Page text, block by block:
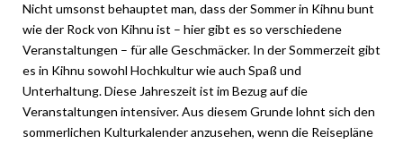
Nicht umsonst behauptet man, dass der Sommer in Kihnu bunt
wie der Rock von Kihnu ist – hier gibt es so verschiedene
Veranstaltungen – für alle Geschmäcker. In der Sommerzeit gibt
es in Kihnu sowohl Hochkultur wie auch Spaß und
Unterhaltung. Diese Jahreszeit ist im Bezug auf die
Veranstaltungen intensiver. Aus diesem Grunde lohnt sich den
sommerlichen Kulturkalender anzusehen, wenn die Reisepläne